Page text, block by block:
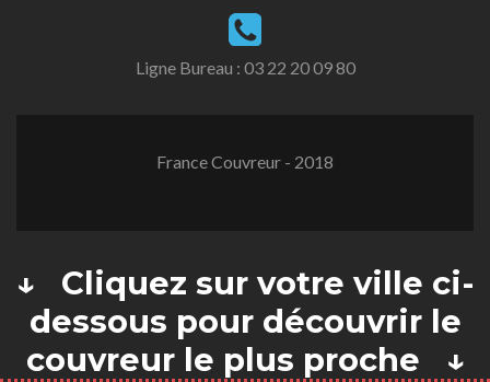
Ligne Bureau : 03 22 20 09 80
France Couvreur - 2018
↓ Cliquez sur votre ville ci-
dessous pour découvrir le
couvreur le plus proche ↓